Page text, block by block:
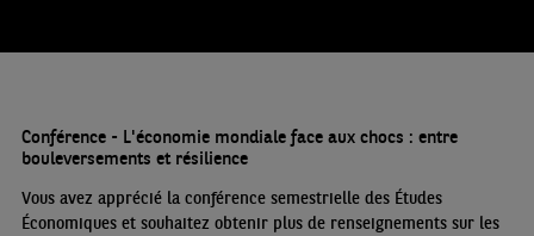
Conférence - L'économie mondiale face aux chocs : entre
bouleversements et résilience
Vous avez apprécié la conférence semestrielle des Études
Économiques et souhaitez obtenir plus de renseignements sur les